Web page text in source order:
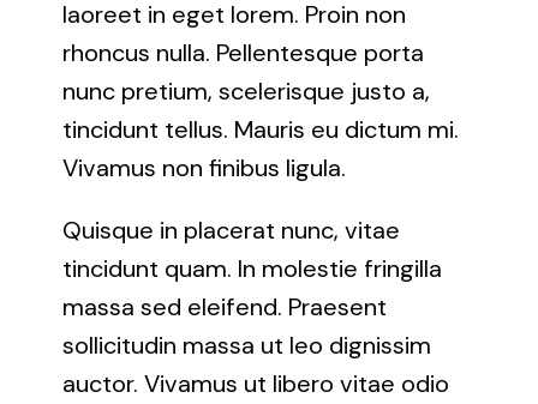
laoreet in eget lorem. Proin non
rhoncus nulla. Pellentesque porta
nunc pretium, scelerisque justo a,
tincidunt tellus. Mauris eu dictum mi.
Vivamus non finibus ligula.
Quisque in placerat nunc, vitae
tincidunt quam. In molestie fringilla
massa sed eleifend. Praesent
sollicitudin massa ut leo dignissim
auctor. Vivamus ut libero vitae odio